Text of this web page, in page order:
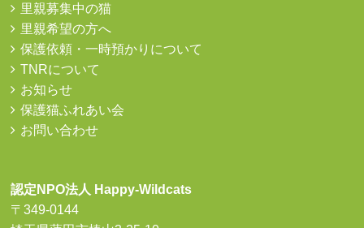
里親募集中の猫
里親希望の方へ
保護依頼・一時預かりについて
TNRについて
お知らせ
保護猫ふれあい会
お問い合わせ
認定NPO法人 Happy-Wildcats
〒349-0144